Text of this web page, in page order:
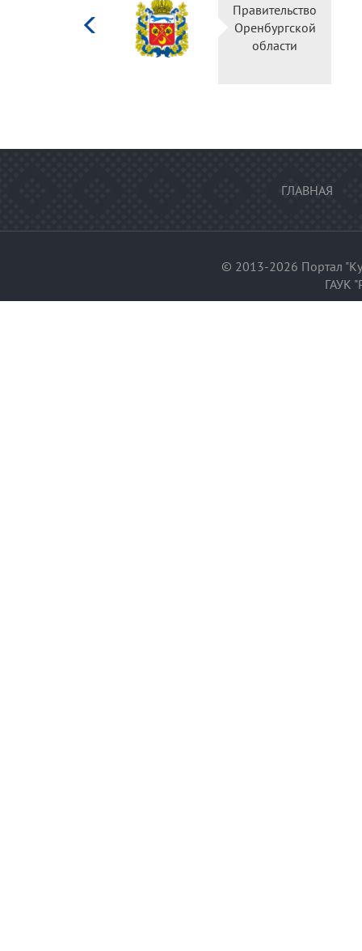
Правительство
Оренбургской
области
ГЛАВНАЯ
© 2013-2026 Портал
ГАУК